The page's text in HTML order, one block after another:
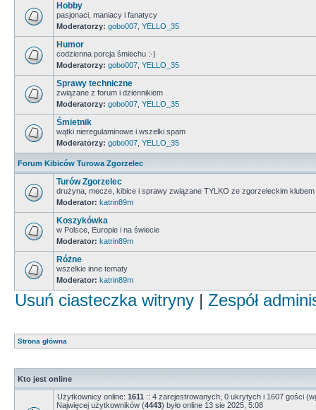
Hobby
pasjonaci, maniacy i fanatycy
Moderatorzy: gobo007 YELLO_35
Humor
codzienna porcja śmiechu :-)
Moderatorzy: gobo007 YELLO_35
Sprawy techniczne
związane z forum i dziennikiem
Moderatorzy: gobo007 YELLO_35
Śmietnik
wątki nieregulaminowe i wszelki spam
Moderatorzy: gobo007 YELLO_35
Forum Kibiców Turowa Zgorzelec
Turów Zgorzelec
drużyna, mecze, kibice i sprawy związane TYLKO ze zgorzeleckim klubem
Moderator: katrin89m
Koszykówka
w Polsce, Europie i na świecie
Moderator: katrin89m
Różne
wszelkie inne tematy
Moderator: katrin89m
Usuń ciasteczka witryny | Zespół
Strona główna
Kto jest online
Użytkownicy online: 1611 :: 4 zarejestrowanych, 0 ukrytych i 1607 gości
Najwięcej użytkowników (4443) było online 13 sie 2025, 5:08